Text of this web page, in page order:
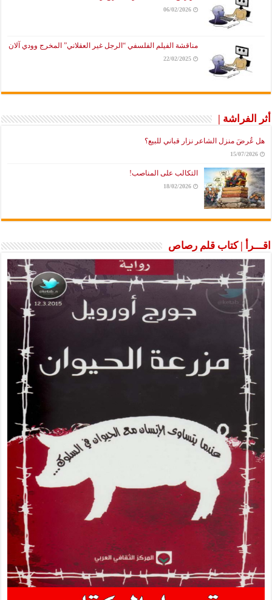
06/02/2026
مناقشة الفيلم الفلسفي “الرجل غير العقلاني” المخرج وودي آلان
22/02/2025
أثر الفراشة |
هل عُرضَ منزل الشاعر نزار قباني للبيع؟
15/07/2026
التكالب على المناصب!
18/02/2026
اقـــرأ | كتاب قلم رصاص